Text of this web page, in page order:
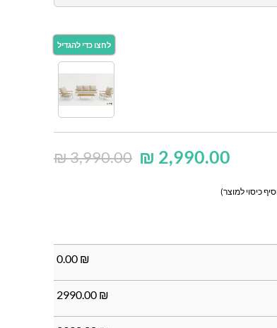
₪3,990.00 ₪ 2,990.00
כיסוי למוצר)
₪
0.00
₪
2990.00